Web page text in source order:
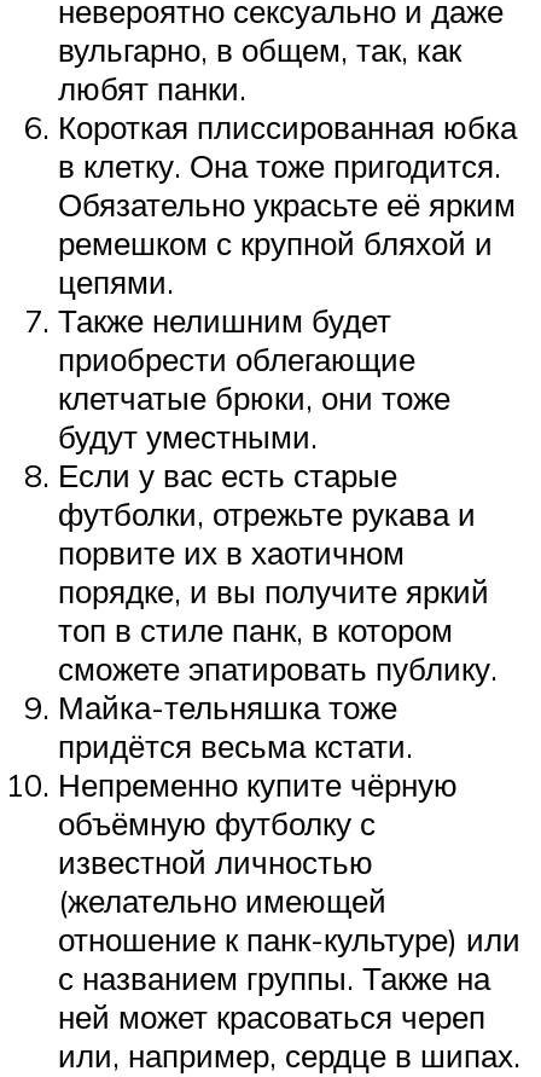
невероятно сексуально и даже
вульгарно, в общем, так, как
любят панки.
Короткая плиссированная юбка
в клетку. Она тоже пригодится.
Обязательно украсьте её ярким
ремешком с крупной бляхой и
цепями.
Также нелишним будет
приобрести облегающие
клетчатые брюки, они тоже
будут уместными.
Если у вас есть старые
футболки, отрежьте рукава и
порвите их в хаотичном
порядке, и вы получите яркий
топ в стиле панк, в котором
сможете эпатировать публику.
Майка-тельняшка тоже
придётся весьма кстати.
Непременно купите чёрную
объёмную футболку с
известной личностью
(желательно имеющей
отношение к панк-культуре) или
с названием группы. Также на
ней может красоваться череп
или, например, сердце в шипах.